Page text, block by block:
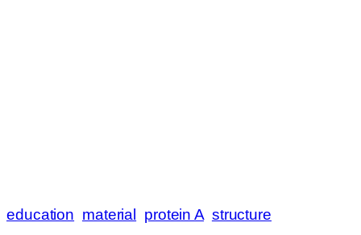
education material protein A structure